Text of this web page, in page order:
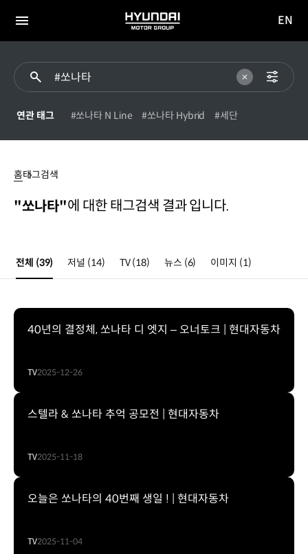
전체
HYUNDAI
MOTOR
이동
EN
연관 태그 #쏘나타 N Line #쏘나타 Hybrid #세단
홈태그검색
"쏘나타"에 대한 태그검색 결과 입니다.
전체 (39) 저널 (14) TV(18) 뉴스 (6) 이미지 (1)
40년의 결정체, 쏘나타 디 엣지 – 오너토크 | 현대자동차
TV2025-12-26
스텔라 & 쏘나타 추억 공모전 | 현대자동차
TV2025-11-18
오늘은 쏘나타의 40번째 생일 ! | 현대자동차
TV2025-11-04